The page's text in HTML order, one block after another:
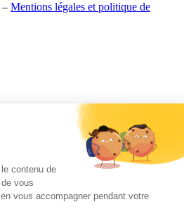
– Mentions légales et politique de